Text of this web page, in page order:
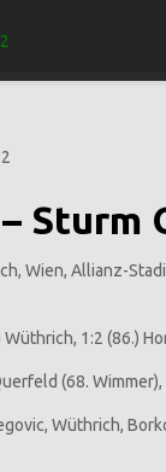
Sturm
Wien, Allianz-
Wüthrich, 1:2 (86.)
(68.
Wüthrich,